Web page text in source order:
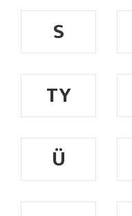
S
TY
Ü